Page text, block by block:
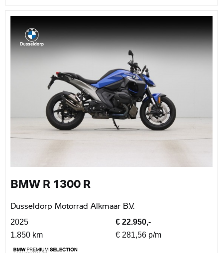
BMW R 1300 R
Dusseldorp Motorrad Alkmaar B.V.
2025
€ 22.950,-
1.850 km
€ 281,56 p/m